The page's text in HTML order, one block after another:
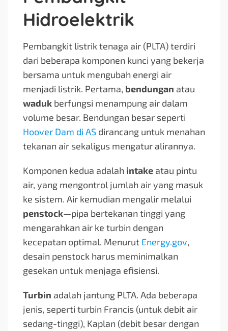
Hidroelektrik
Pembangkit listrik tenaga air (PLTA) terdiri
dari beberapa komponen kunci yang bekerja
bersama untuk mengubah energi air
menjadi listrik. Pertama, bendungan atau
waduk berfungsi menampung air dalam
volume besar. Bendungan besar seperti
Hoover Dam di AS dirancang untuk menahan
tekanan air sekaligus mengatur alirannya.
Komponen kedua adalah intake atau pintu
air, yang mengontrol jumlah air yang masuk
ke sistem. Air kemudian mengalir melalui
penstock—pipa bertekanan tinggi yang
mengarahkan air ke turbin dengan
kecepatan optimal. Menurut Energy.gov,
desain penstock harus meminimalkan
gesekan untuk menjaga efisiensi.
Turbin adalah jantung PLTA. Ada beberapa
jenis, seperti turbin Francis (untuk debit air
sedang-tinggi), Kaplan (debit besar dengan